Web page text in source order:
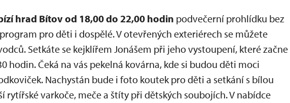
hrad Bítov od 18,00 do 22,00 hodin podvečerní prohlídku bez
pro děti i dospělé. V otevřených exteriérech se můžete
Setkáte se kejklířem Jonášem při jeho vystoupení, které začne
hodin. Čeká na vás pekelná kovárna, kde si budou děti moci
Nachystán bude i foto koutek pro děti a setkání s bílou
rytířské varkoče, meče a štíty při dětských soubojích. V nabídce